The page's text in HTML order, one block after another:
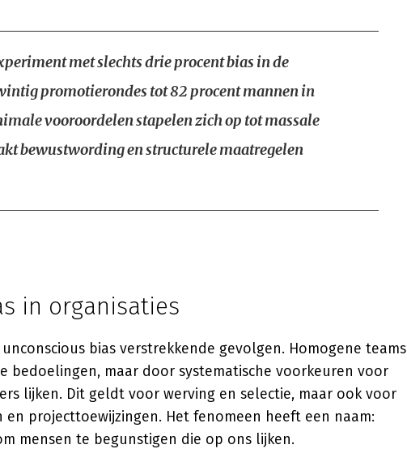
met slechts drie procent bias in de
promotierondes tot 82 procent mannen in
vooroordelen stapelen zich op tot massale
bewustwording en structurele maatregelen
in organisaties
bias verstrekkende gevolgen. Homogene teams
bedoelingen, maar door systematische voorkeuren voor
lijken. Dit geldt voor werving en selectie, maar ook voor
projecttoewijzingen. Het fenomeen heeft een naam:
mensen te begunstigen die op ons lijken.